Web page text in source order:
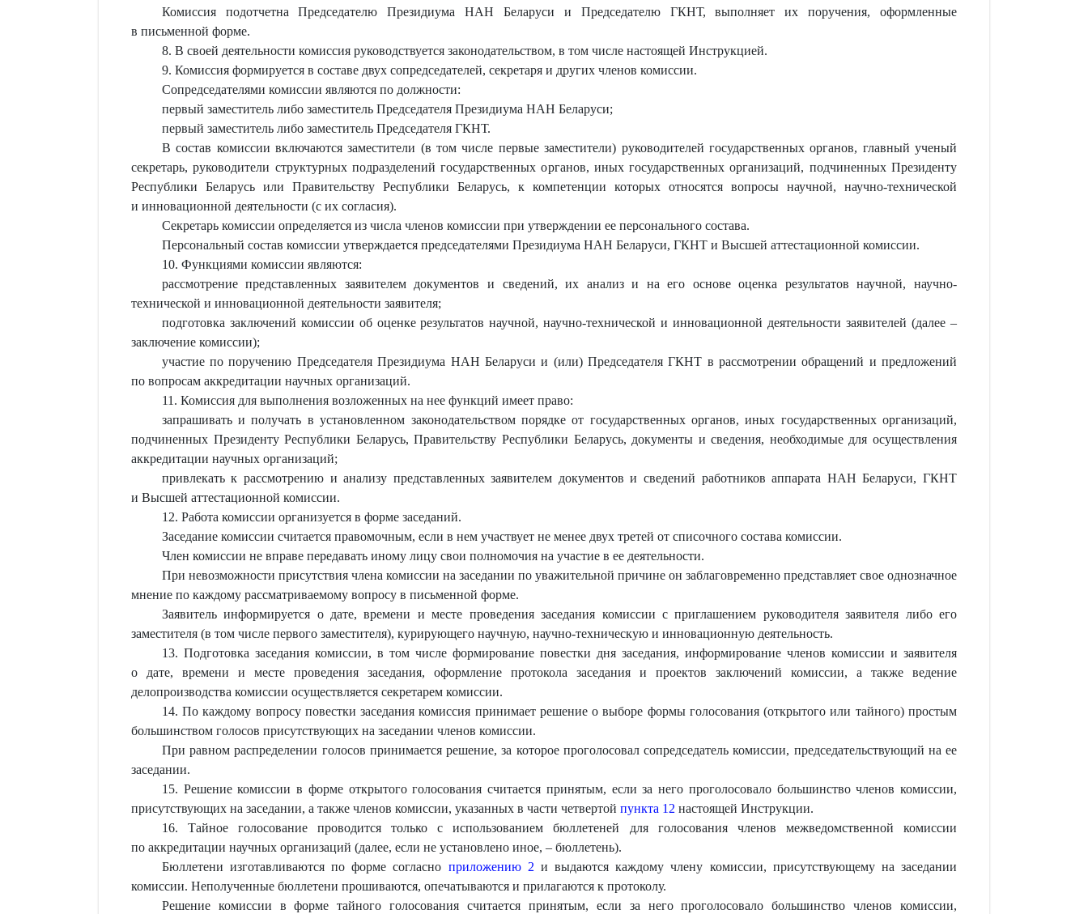
Комиссия подотчетна Председателю Президиума НАН Беларуси и Председателю ГКНТ, выполняет их поручения, оформленные
в письменной форме.
8. В своей деятельности комиссия руководствуется законодательством, в том числе настоящей Инструкцией.
9. Комиссия формируется в составе двух сопредседателей, секретаря и других членов комиссии.
Сопредседателями комиссии являются по должности:
первый заместитель либо заместитель Председателя Президиума НАН Беларуси;
первый заместитель либо заместитель Председателя ГКНТ.
В состав комиссии включаются заместители (в том числе первые заместители) руководителей государственных органов, главный ученый
секретарь, руководители структурных подразделений государственных органов, иных государственных организаций, подчиненных Президенту
Республики Беларусь или Правительству Республики Беларусь, к компетенции которых относятся вопросы научной, научно-технической
и инновационной деятельности (с их согласия).
Секретарь комиссии определяется из числа членов комиссии при утверждении ее персонального состава.
Персональный состав комиссии утверждается председателями Президиума НАН Беларуси, ГКНТ и Высшей аттестационной комиссии.
10. Функциями комиссии являются:
рассмотрение представленных заявителем документов и сведений, их анализ и на его основе оценка результатов научной, научно-
технической и инновационной деятельности заявителя;
подготовка заключений комиссии об оценке результатов научной, научно-технической и инновационной деятельности заявителей (далее –
заключение комиссии);
участие по поручению Председателя Президиума НАН Беларуси и (или) Председателя ГКНТ в рассмотрении обращений и предложений
по вопросам аккредитации научных организаций.
11. Комиссия для выполнения возложенных на нее функций имеет право:
запрашивать и получать в установленном законодательством порядке от государственных органов, иных государственных организаций,
подчиненных Президенту Республики Беларусь, Правительству Республики Беларусь, документы и сведения, необходимые для осуществления
аккредитации научных организаций;
привлекать к рассмотрению и анализу представленных заявителем документов и сведений работников аппарата НАН Беларуси, ГКНТ
и Высшей аттестационной комиссии.
12. Работа комиссии организуется в форме заседаний.
Заседание комиссии считается правомочным, если в нем участвует не менее двух третей от списочного состава комиссии.
Член комиссии не вправе передавать иному лицу свои полномочия на участие в ее деятельности.
При невозможности присутствия члена комиссии на заседании по уважительной причине он заблаговременно представляет свое однозначное
мнение по каждому рассматриваемому вопросу в письменной форме.
Заявитель информируется о дате, времени и месте проведения заседания комиссии с приглашением руководителя заявителя либо его
заместителя (в том числе первого заместителя), курирующего научную, научно-техническую и инновационную деятельность.
13. Подготовка заседания комиссии, в том числе формирование повестки дня заседания, информирование членов комиссии и заявителя
о дате, времени и месте проведения заседания, оформление протокола заседания и проектов заключений комиссии, а также ведение
делопроизводства комиссии осуществляется секретарем комиссии.
14. По каждому вопросу повестки заседания комиссия принимает решение о выборе формы голосования (открытого или тайного) простым
большинством голосов присутствующих на заседании членов комиссии.
При равном распределении голосов принимается решение, за которое проголосовал сопредседатель комиссии, председательствующий на ее
заседании.
15. Решение комиссии в форме открытого голосования считается принятым, если за него проголосовало большинство членов комиссии,
присутствующих на заседании, а также членов комиссии, указанных в части четвертой пункта 12 настоящей Инструкции.
16. Тайное голосование проводится только с использованием бюллетеней для голосования членов межведомственной комиссии
по аккредитации научных организаций (далее, если не установлено иное, – бюллетень).
Бюллетени изготавливаются по форме согласно приложению 2 и выдаются каждому члену комиссии, присутствующему на заседании
комиссии. Неполученные бюллетени прошиваются, опечатываются и прилагаются к протоколу.
Решение комиссии в форме тайного голосования считается принятым, если за него проголосовало большинство членов комиссии,